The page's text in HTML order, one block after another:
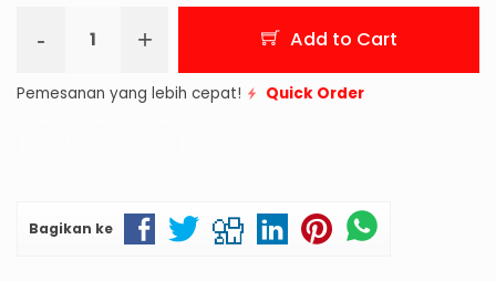
- + Add to Cart
Pemesanan yang lebih cepat! Quick Order
Bagikan ke